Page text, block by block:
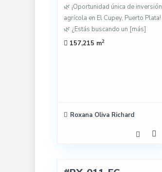
🌿 ¡Oportunidad única de inversión
agrícola en El Cupey, Puerto Plata!
🌿 ¿Estás buscando un [más]
157,215 m2
Roxana Oliva Richard